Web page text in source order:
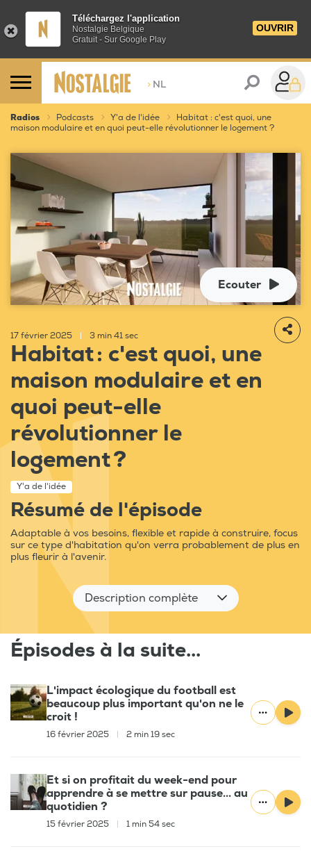
Téléchargez l'application
Nostalgie Belgique
Gratuit - Sur Google Play
OUVRIR
> NL
Radios Podcasts Y'a de l'idée
Habitat : c'est quoi, une
maison modulaire et en quoi peut-elle révolutionner le logement ?
Ecouter
17 février 2025 3 min 41 sec
Habitat : c'est quoi, une
maison modulaire et en
quoi peut-elle
révolutionner le
logement ?
Y'a de l'idée
Résumé de l'épisode
Adaptable à vos besoins, flexible et rapide à construire, focus
sur ce type d'habitation qu'on verra probablement de plus en
plus fleurir à l'avenir.
Description complète
Épisodes à la suite...
L'impact écologique du football est
beaucoup plus important qu'on ne le
croit !
16 février 2025 2 min 19 sec
Et si on profitait du week-end pour
apprendre à se mettre sur pause... au
quotidien ?
15 février 2025 1 min 54 sec